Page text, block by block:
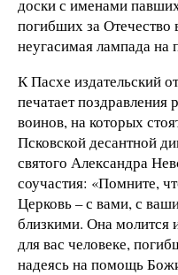
доски с именами
погибших за Отечество
неугасимая лампада на
К Пасхе издательский
печатает
воинов, на которых
Псковской десантной
святого Александра
соучастия: «Помните,
Церковь – с вами, с
близкими. Она молится
для вас человеке,
надеясь на помощь